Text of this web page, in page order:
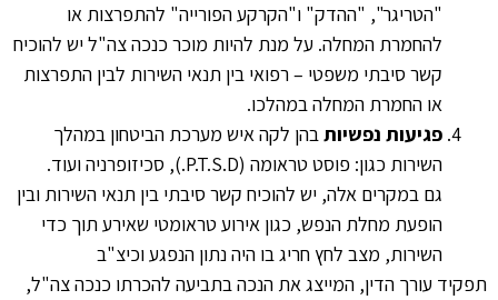
"הטריגר", "ההדק" ו"הקרקע הפורייה" להתפרצות או
להחמרת המחלה. על מנת להיות מוכר כנכה צה"ל יש להוכיח
קשר סיבתי משפטי – רפואי בין תנאי השירות לבין התפרצות
או החמרת המחלה במהלכו.
פגיעות נפשיותבהן לקה איש מערכת הביטחון במהלך
השירות כגון: פוסט טראומה (P.T.S.D.), סכיזופרניה ועוד.
גם במקרים אלה, יש להוכיח קשר סיבתי בין תנאי השירות ובין
הופעת מחלת הנפש, כגון אירוע טראומטי שאירע תוך כדי
השירות, מצב לחץ חריג בו היה נתון הנפגע וכיצ"ב
תפקיד עורך הדין, המייצג את הנכה בתביעה להכרתו כנכה צה"ל,